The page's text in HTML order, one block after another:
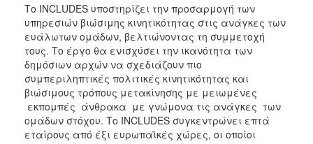
Το INCLUDES υποστηρίζει την προσαρμογή των
υπηρεσιών βιώσιμης κινητικότητας στις ανάγκες των
ευάλωτων ομάδων, βελτιώνοντας τη συμμετοχή
τους. Το έργο θα ενισχύσει την ικανότητα των
δημόσιων αρχών να σχεδιάζουν πιο
συμπεριληπτικές πολιτικές κινητικότητας και
βιώσιμους τρόπους μετακίνησης με μειωμένες
εκπομπές άνθρακα με γνώμονα τις ανάγκες των
ομάδων στόχου. Το INCLUDES συγκεντρώνει επτά
εταίρους από έξι ευρωπαϊκές χώρες, οι οποίοι